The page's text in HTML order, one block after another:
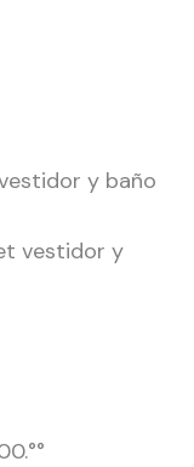
y baño
vestidor y